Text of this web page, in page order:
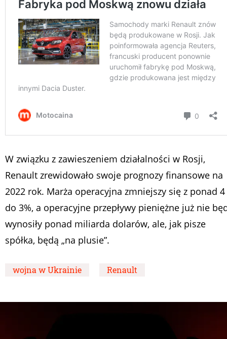
W związku z zawieszeniem działalności w Rosji,
Renault zrewidowało swoje prognozy finansowe na
2022 rok. Marża operacyjna zmniejszy się z ponad 4
do 3%, a operacyjne przepływy pieniężne już nie
wynosiły ponad miliarda dolarów, ale, jak pisze
spółka, będą „na plusie”.
wojna w Ukrainie Renault